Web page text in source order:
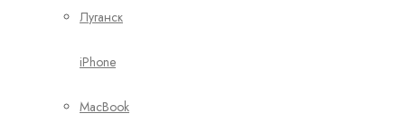
iPhone
MacBook